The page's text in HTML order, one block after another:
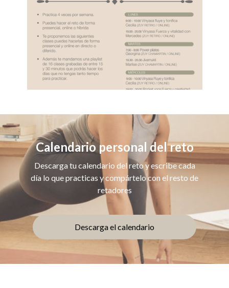
Calendario personal del reto
Descarga tu calendario del reto y escribe cada
día lo que practicas y compártelo con el resto de
retadores
Descarga el calendario